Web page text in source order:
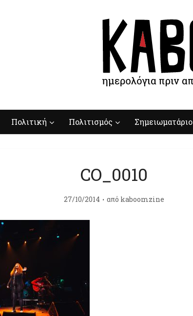
Πολιτική Πολιτισμός Σημειωματάριο
CO_0010
27/10/2014 από kaboomzine